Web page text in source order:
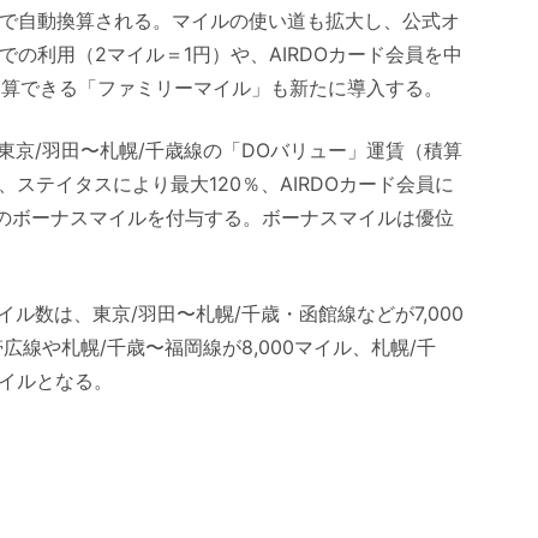
自動換算される。マイルの使い道も拡大し、公式オ
の利用（2マイル＝1円）や、AIRDOカード会員を中
きる「ファミリーマイル」も新たに導入する。
京/羽田〜札幌/千歳線の「DOバリュー」運賃（積算
テイタスにより最大120％、AIRDOカード会員に
ーナスマイルを付与する。ボーナスマイルは優位
ル数は、東京/羽田〜札幌/千歳・函館線などが7,000
線や札幌/千歳〜福岡線が8,000マイル、札幌/千
ルとなる。